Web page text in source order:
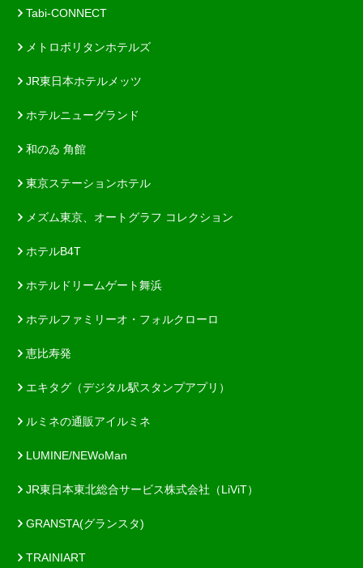
Tabi-CONNECT
メトロポリタンホテルズ
JR東日本ホテルメッツ
ホテルニューグランド
和のゐ 角館
東京ステーションホテル
メズム東京、オートグラフ コレクション
ホテルB4T
ホテルドリームゲート舞浜
ホテルファミリーオ・フォルクローロ
恵比寿発
エキタグ（デジタル駅スタンプアプリ）
ルミネの通販アイルミネ
LUMINE/NEWoMan
JR東日本東北総合サービス株式会社（LiViT）
GRANSTA(グランスタ)
TRAINIART